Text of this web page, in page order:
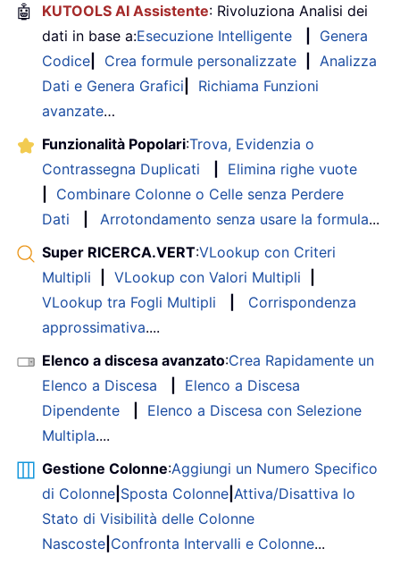
🤖 KUTOOLS AI Assistente: Rivoluziona Analisi dei
dati in base a:Esecuzione Intelligente
Genera
Codice
Crea formule personalizzate
Analizza
Dati e Genera Grafici
Richiama Funzioni
avanzate…
Funzionalità Popolari:Trova, Evidenzia o
Contrassegna Duplicati
Elimina righe vuote
Combinare Colonne o Celle senza Perdere
Dati
Arrotondamento senza usare la formula...
Super RICERCA.VERT:VLookup con Criteri
Multipli
VLookup con Valori Multipli
VLookup tra Fogli Multipli
Corrispondenza
approssimativa....
Elenco a discesa avanzato:Crea Rapidamente un
Elenco a Discesa
Elenco a Discesa
Dipendente
Elenco a Discesa con Selezione
Multipla....
Gestione Colonne:Aggiungi un Numero Specifico
di Colonne Sposta Colonne Attiva/Disattiva lo
Stato di Visibilità delle Colonne
Nascoste Confronta Intervalli e Colonne...